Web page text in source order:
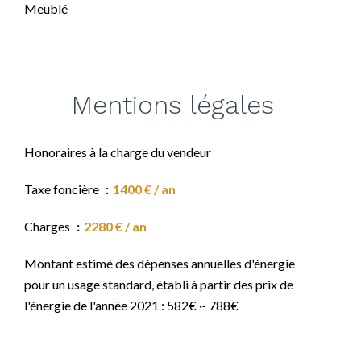
Meublé
Mentions légales
Honoraires à la charge du vendeur
Taxe foncière 1400 € / an
Charges 2280 € / an
Montant estimé des dépenses annuelles d'énergie
pour un usage standard, établi à partir des prix de
l'énergie de l'année 2021 : 582€ ~ 788€